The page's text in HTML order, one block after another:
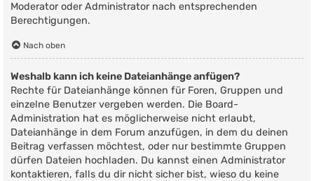
Moderator oder Administrator nach entsprechenden
Berechtigungen.
Nach oben
Weshalb kann ich keine Dateianhänge anfügen?
Rechte für Dateianhänge können für Foren, Gruppen und
einzelne Benutzer vergeben werden. Die Board-
Administration hat es möglicherweise nicht erlaubt,
Dateianhänge in dem Forum anzufügen, in dem du deinen
Beitrag verfassen möchtest, oder nur bestimmte Gruppen
dürfen Dateien hochladen. Du kannst einen Administrator
kontaktieren, falls du dir nicht sicher bist, wieso du keine